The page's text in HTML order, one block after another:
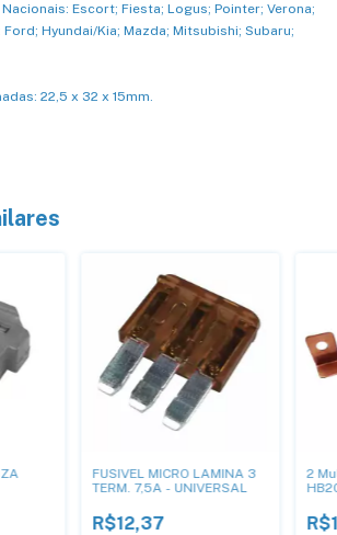
Escort; Fiesta; Logus; Pointer; Verona;
Hyundai/Kia; Mazda; Mitsubishi; Subaru;
22,5 x 32 x 15mm.
FUSIVEL MICRO LAMINA 3
TERM. 7,5A - UNIVERSAL
R$12,37
2